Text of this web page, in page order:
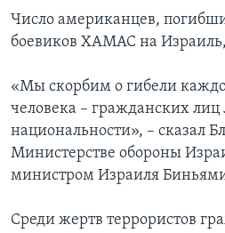
Число американцев,
боевиков ХАМАС на Израиль,
«Мы скорбим о гибели
человека – гражданских
национальности», – сказал
Министерстве обороны
министром Израиля
Среди жертв террористов